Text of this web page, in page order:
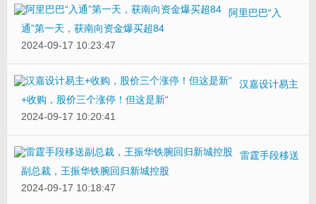
阿里巴巴“入
通”第一天，获南向资金爆买超84
2024-09-17 10:23:47
汉嘉设计易主
+收购，股价三个涨停！但这是新“
2024-09-17 10:20:41
雷霆手段移送
副总裁，王振华铁腕回归新城控股
2024-09-17 10:18:47